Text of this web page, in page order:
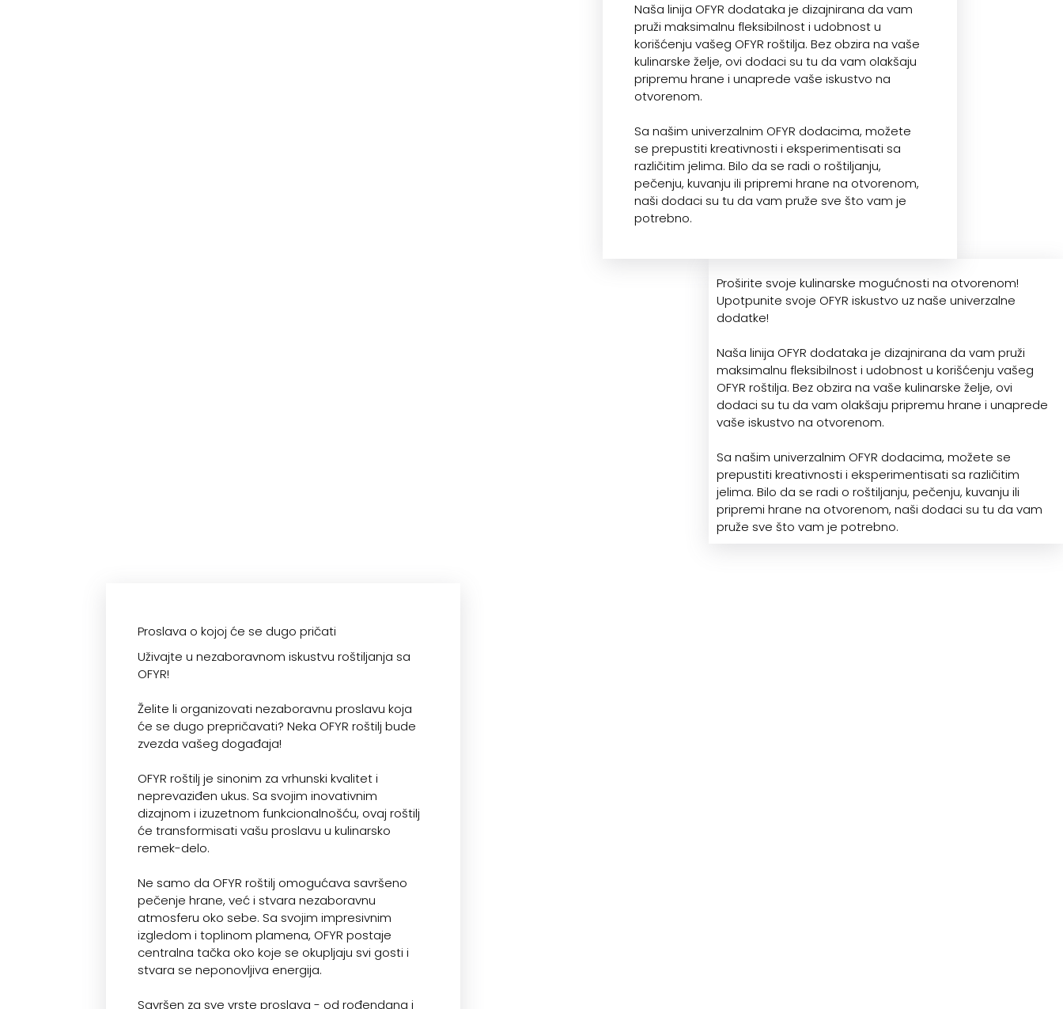
Naša linija OFYR dodataka je dizajnirana da vam
pruži maksimalnu fleksibilnost i udobnost u
korišćenju vašeg OFYR roštilja. Bez obzira na vaše
kulinarske želje, ovi dodaci su tu da vam olakšaju
pripremu hrane i unaprede vaše iskustvo na
otvorenom.
Sa našim univerzalnim OFYR dodacima, možete
se prepustiti kreativnosti i eksperimentisati sa
različitim jelima. Bilo da se radi o roštiljanju,
pečenju, kuvanju ili pripremi hrane na otvorenom,
naši dodaci su tu da vam pruže sve što vam je
potrebno.
Proširite svoje kulinarske mogućnosti na otvorenom!
Upotpunite svoje OFYR iskustvo uz naše univerzalne
dodatke!
Naša linija OFYR dodataka je dizajnirana da vam pruži
maksimalnu fleksibilnost i udobnost u korišćenju vašeg
OFYR roštilja. Bez obzira na vaše kulinarske želje, ovi
dodaci su tu da vam olakšaju pripremu hrane i unaprede
vaše iskustvo na otvorenom.
Sa našim univerzalnim OFYR dodacima, možete se
prepustiti kreativnosti i eksperimentisati sa različitim
jelima. Bilo da se radi o roštiljanju, pečenju, kuvanju ili
pripremi hrane na otvorenom, naši dodaci su tu da vam
pruže sve što vam je potrebno.
Proslava o kojoj će se dugo pričati
Uživajte u nezaboravnom iskustvu roštiljanja sa
OFYR!
Želite li organizovati nezaboravnu proslavu koja
će se dugo prepričavati? Neka OFYR roštilj bude
zvezda vašeg događaja!
OFYR roštilj je sinonim za vrhunski kvalitet i
neprevaziđen ukus. Sa svojim inovativnim
dizajnom i izuzetnom funkcionalnošću, ovaj roštilj
će transformisati vašu proslavu u kulinarsko
remek-delo.
Ne samo da OFYR roštilj omogućava savršeno
pečenje hrane, već i stvara nezaboravnu
atmosferu oko sebe. Sa svojim impresivnim
izgledom i toplinom plamena, OFYR postaje
centralna tačka oko koje se okupljaju svi gosti i
stvara se neponovljiva energija.
Savršen za sve vrste proslava - od rođendana i